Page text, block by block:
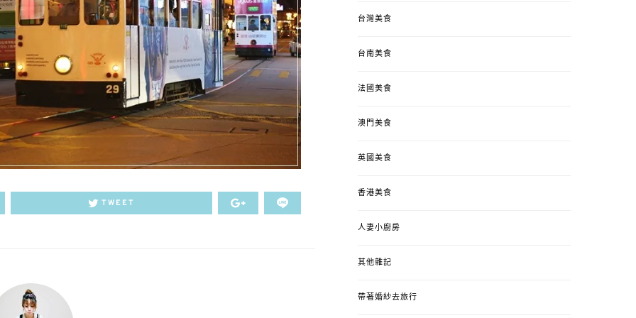
TWEET
台灣美食
台南美食
法國美食
澳門美食
英國美食
香港美食
人妻小廚房
其他雜記
帶著婚紗去旅行